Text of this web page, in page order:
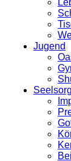
Jugend